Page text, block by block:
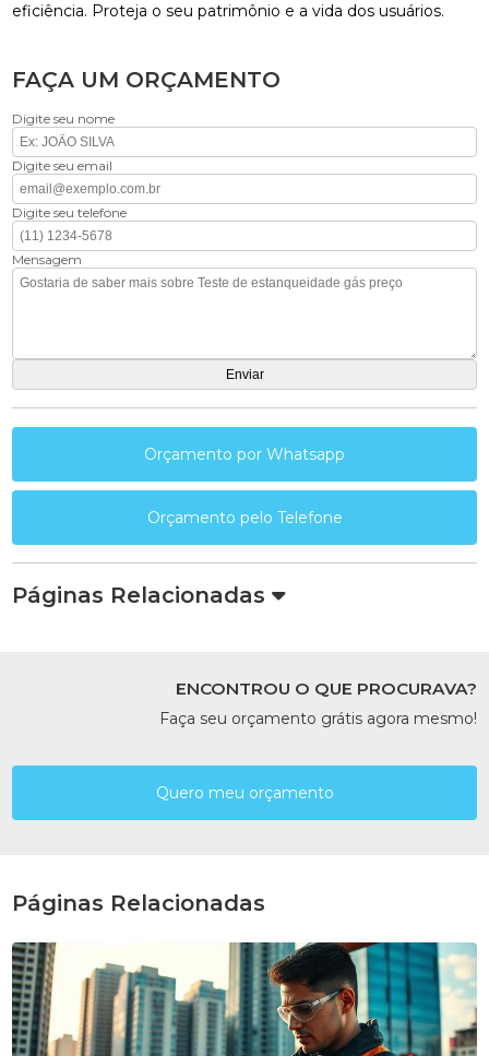
eficiência. Proteja o seu patrimônio e a vida dos usuários.
FAÇA UM ORÇAMENTO
Digite seu nome
Digite seu email
Digite seu telefone
Mensagem
Orçamento por Whatsapp
Orçamento pelo Telefone
Páginas Relacionadas
ENCONTROU O QUE PROCURAVA?
Faça seu orçamento grátis agora mesmo!
Quero meu orçamento
Páginas Relacionadas